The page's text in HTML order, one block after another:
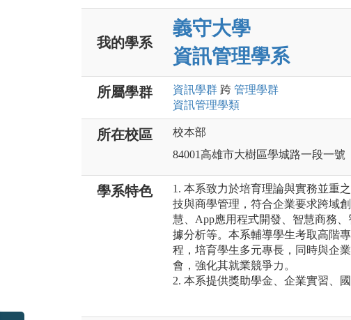
我的學系
義守大學
資訊管理學系
所屬學群 資訊學群 跨 管理學群
資訊管理學類
所在校區
校本部
84001高雄市大樹區學城路一段一號
學系特色
1. 本系致力於培育理論與實務並重
技與商學管理，符合企業要求跨域
慧、App應用程式開發、智慧商務
據分析等。本系輔導學生考取高階
程，培育學生多元專長，同時與企
會，強化其就業競爭力。
2. 本系提供獎助學金、企業實習、